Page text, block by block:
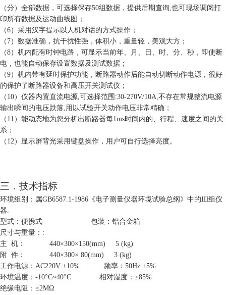
（分）全部数据，可选择保存50组数据，提供后期查询,也可现场调阅打
印所有数据及运动曲线图；
（6）采用汉字提示以人机对话的方式操作；
（ 7）数据准确，抗干扰性强，体积小，重量轻，美观大方；
（8）机内配有时钟电路，可显示当前年、月、日、时、分、秒，即使断
电，也能自动保存设置数据及测试数据；
（9）机内带有延时保护功能，断路器动作后能自动切断动作电源，很好
的保护了断路器设备和高压开关测试仪；
（ 10）仪器内置直流电源,可选择范围 :30-270V/10A,不存在常规整流电源
输出瞬间的电压跌落,用以试验开关动作电压非常精确；
（ 11 ）能动态地为您分析出断路器每1ms时间内的、行程、速度之间的关
系；
（ 12）显示屏背光采用键盘操作，用户可自行选择亮度。
三． 技术指标
环境组别：属GB6587.1-1986 《电子测量仪器环境试验总纲》中的Ш组仪
器.
型式：便携式
包装：铝合金箱
尺寸与重量： :
主 机： 440×300×150(mm) 5 (kg)
附 件： 440×300× 80(mm) 3 (kg)
工作电源： AC220V ±10% 频率： 50Hz ±5%
环境温度： -10°C~40°C 相对湿度：≤85%
绝缘电阻：≤2MΩ